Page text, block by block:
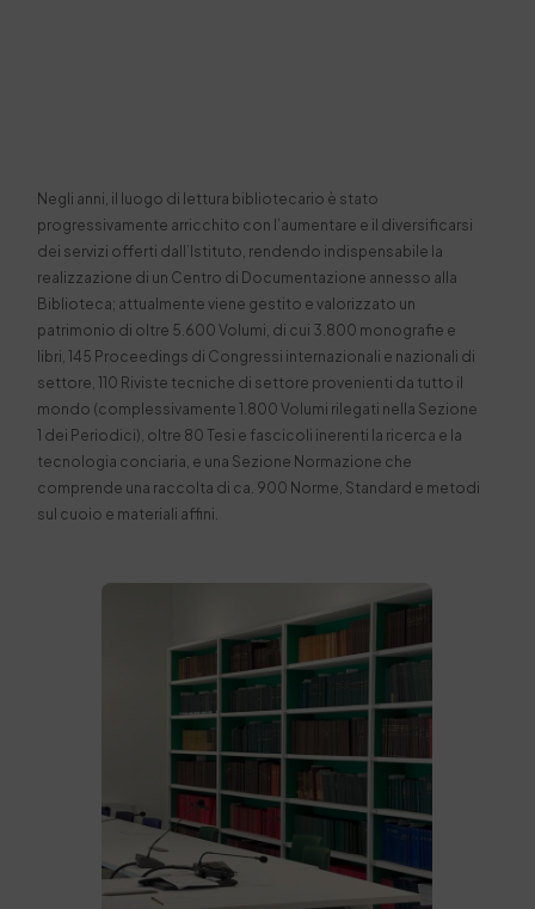
Negli anni, il luogo di lettura bibliotecario è stato
progressivamente arricchito con l’aumentare e il diversificarsi
dei servizi offerti dall’Istituto, rendendo indispensabile la
realizzazione di un Centro di Documentazione annesso alla
Biblioteca; attualmente viene gestito e valorizzato un
patrimonio di oltre 5.600 Volumi, di cui 3.800 monografie e
libri, 145 Proceedings di Congressi internazionali e nazionali di
settore, 110 Riviste tecniche di settore provenienti da tutto il
mondo (complessivamente 1.800 Volumi rilegati nella Sezione
1 dei Periodici), oltre 80 Tesi e fascicoli inerenti la ricerca e la
tecnologia conciaria, e una Sezione Normazione che
comprende una raccolta di ca. 900 Norme, Standard e metodi
sul cuoio e materiali affini.